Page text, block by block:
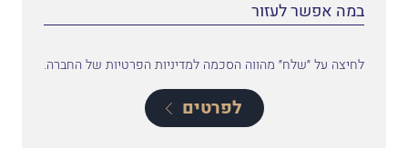
לחיצה על ״שלח״ מהווה הסכמה למדיניות הפרטיות של החברה.
לפרטים